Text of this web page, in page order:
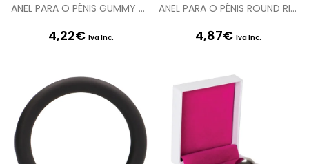
ANEL PARA O PÉNIS GUMMY RING GRANDE
4,22€ Iva Inc.
ANEL PARA O PÉNIS ROUND RING LARGE PRETO
4,87€ Iva Inc.